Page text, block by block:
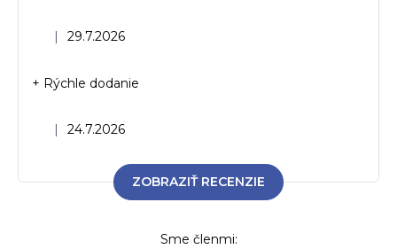
Hodnotenie obchodu je 5 z 5 hviezdičiek.
| 29.7.2026
Hodnotenie obchodu je 5 z 5 hviezdičiek.
| 24.7.2026
+ Rýchle dodanie
ZOBRAZIŤ RECENZIE
Sme členmi: